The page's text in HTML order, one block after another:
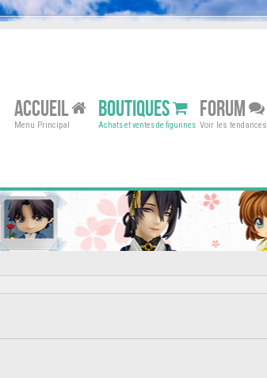
ACCUEIL
Menu Principal
BOUTIQUES
Achats et ventes de figurines
FORUM
Voir les tendances